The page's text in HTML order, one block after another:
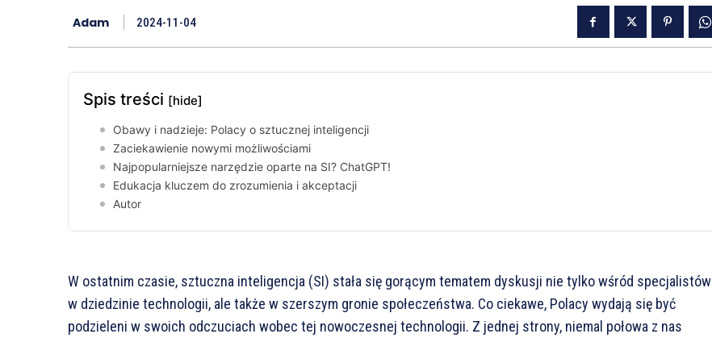
Adam 2024-11-04
Spis treści [hide]
Obawy i nadzieje: Polacy o sztucznej inteligencji
Zaciekawienie nowymi możliwościami
Najpopularniejsze narzędzie oparte na SI? ChatGPT!
Edukacja kluczem do zrozumienia i akceptacji
Autor
W ostatnim czasie, sztuczna inteligencja (SI) stała się gorącym tematem dyskusji nie tylko wśród specjalistów
w dziedzinie technologii, ale także w szerszym gronie społeczeństwa. Co ciekawe, Polacy wydają się być
podzieleni w swoich odczuciach wobec tej nowoczesnej technologii. Z jednej strony, niemal połowa z nas